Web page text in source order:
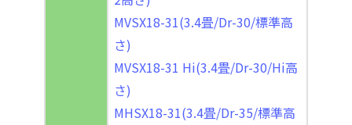
MVSX18-31(3.4畳/Dr-30/標準高
さ)
MVSX18-31 Hi(3.4畳/Dr-30/Hi高
さ)
MHSX18-31(3.4畳/Dr-35/標準高